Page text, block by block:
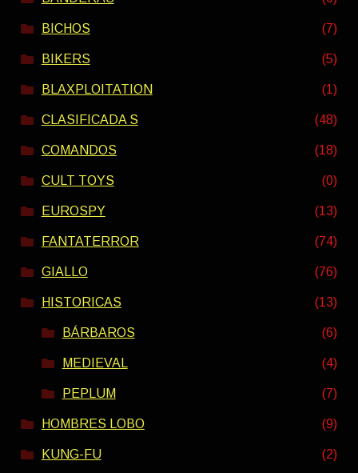
BICHOS (7)
BIKERS (5)
BLAXPLOITATION (1)
CLASIFICADA S (48)
COMANDOS (18)
CULT TOYS (0)
EUROSPY (13)
FANTATERROR (74)
GIALLO (76)
HISTORICAS (13)
BÁRBAROS (6)
MEDIEVAL (4)
PEPLUM (7)
HOMBRES LOBO (9)
KUNG-FU (2)